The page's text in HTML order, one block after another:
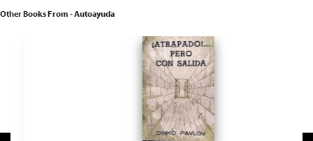
Other Books From - Autoayuda